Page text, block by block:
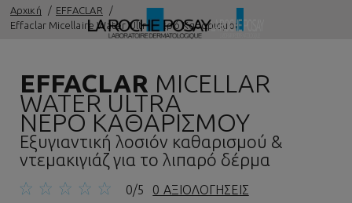
Αρχική
EFFACLAR
Effaclar Micellaire Water Ultra Νερό Καθαρισμού
EFFACLAR MICELLAR
WATER ULTRA
ΝΕΡΟ ΚΑΘΑΡΙΣΜΟΥ
Εξυγιαντική λοσιόν καθαρισμού &
ντεμακιγιάζ για το λιπαρό δέρμα
0/5 0 ΑΞΙΟΛΟΓΗΣΕΙΣ